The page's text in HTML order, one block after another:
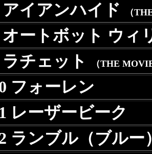
アイアンハイド
（
オートボット ウィ
ラチェット
（THE
フォーレン
レーザービーク
ランブル（ブルー